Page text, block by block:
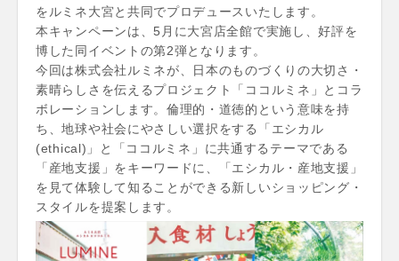
をルミネ大宮と共同でプロデュースいたします。
本キャンペーンは、5月に大宮店全館で実施し、好評を
博した同イベントの第2弾となります。
今回は株式会社ルミネが、日本のものづくりの大切さ・
素晴らしさを伝えるプロジェクト「ココルミネ」とコラ
ボレーションします。倫理的・道徳的という意味を持
ち、地球や社会にやさしい選択をする「エシカル
(ethical)」と「ココルミネ」に共通するテーマである
「産地支援」をキーワードに、「エシカル・産地支援」
を見て体験して知ることができる新しいショッピング・
スタイルを提案します。